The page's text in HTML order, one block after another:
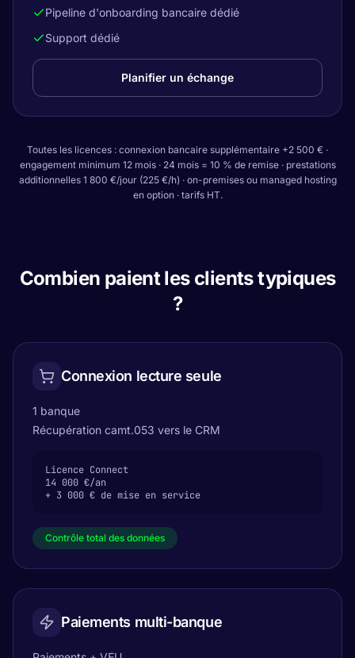
Pipeline d'onboarding bancaire dédié
Support dédié
Planifier un échange
Toutes les licences : connexion bancaire supplémentaire +2 500 € ·
engagement minimum 12 mois · 24 mois = 10 % de remise · prestations
additionnelles 1 800 €/jour (225 €/h) · on-premises ou managed hosting
en option · tarifs HT.
Combien paient les clients typiques
?
Connexion lecture seule
1 banque
Récupération camt.053 vers le CRM
Licence Connect
14 000 €/an
+ 3 000 € de mise en service
Contrôle total des données
Paiements multi-banque